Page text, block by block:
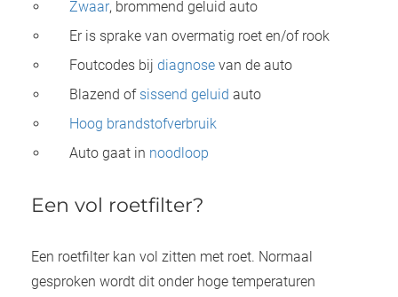
Zwaar, brommend geluid auto
Er is sprake van overmatig roet en/of rook
Foutcodes bijdiagnose van de auto
Blazend of sissend geluid auto
Hoog brandstofverbruik
Auto gaat in noodloop
Een vol roetfilter?
Een roetfilter kan vol zitten met roet. Normaal
gesproken wordt dit onder hoge temperaturen